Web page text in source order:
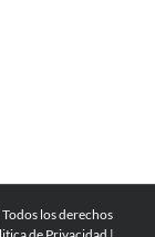
los derechos